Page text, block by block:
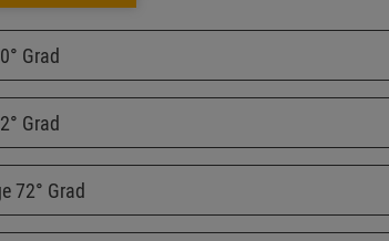
Grad
Grad
72° Grad